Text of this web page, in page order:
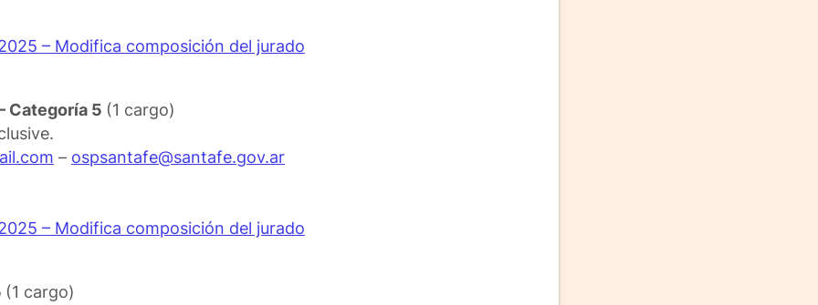
– Modifica composición del jurado
Categoría 5 (1 cargo)
– ospsantafe@santafe.gov.ar
– Modifica composición del jurado
(1 cargo)